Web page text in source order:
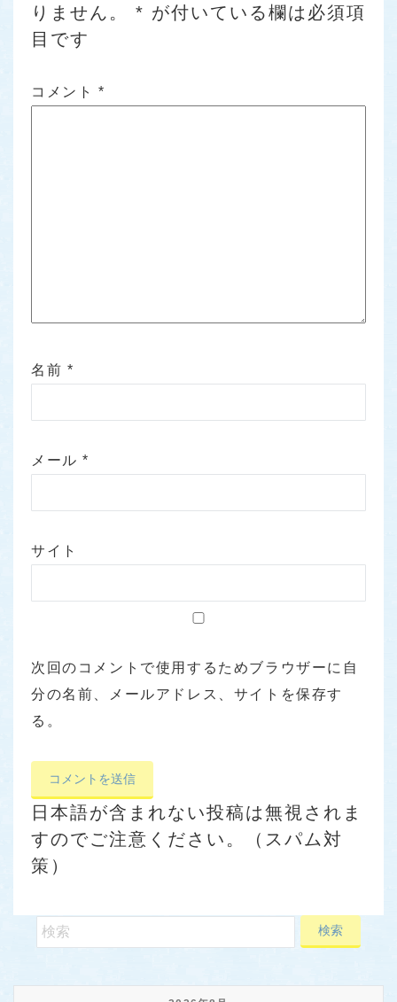
りません。
* が付いている欄は必須項
目です
コメント *
名前 *
メール*
サイト
次回のコメントで使用するためブラウザーに自
分の名前、メールアドレス、サイトを保存す
る。
日本語が含まれない投稿は無視されま
すのでご注意ください。（スパム対
策）